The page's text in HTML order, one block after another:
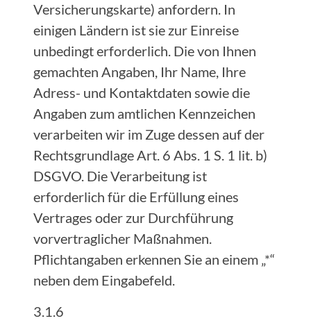
Versicherungskarte) anfordern. In
einigen Ländern ist sie zur Einreise
unbedingt erforderlich. Die von Ihnen
gemachten Angaben, Ihr Name, Ihre
Adress- und Kontaktdaten sowie die
Angaben zum amtlichen Kennzeichen
verarbeiten wir im Zuge dessen auf der
Rechtsgrundlage Art. 6 Abs. 1 S. 1 lit. b)
DSGVO. Die Verarbeitung ist
erforderlich für die Erfüllung eines
Vertrages oder zur Durchführung
vorvertraglicher Maßnahmen.
Pflichtangaben erkennen Sie an einem „*“
neben dem Eingabefeld.
3.1.6